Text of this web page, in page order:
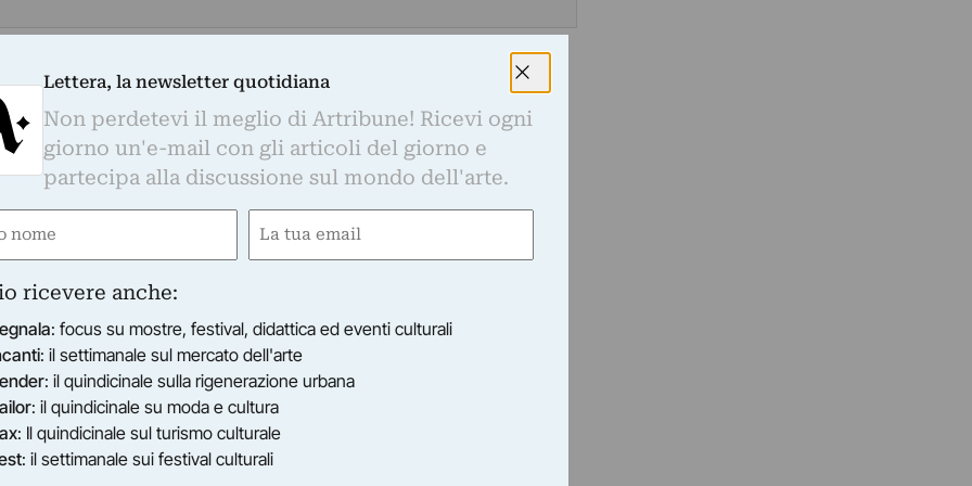
per la galleria LEM, i lavori non sono
che non sia la riflessione sul mezzo
ipotesi espressive, con contaminazioni e
concettuali.
18 presso la Galleria L.E.M. di Sassari verrà
di “quartierino blatta”.
prosegue il ciclo della Rassegna
ha per titolo "Istíga-Track".
che vede interagire tre identità distinte:
& Vigne Surrau, la galleria LEM e la
Sassari diventa protagonista in quanto
crea la magia degli incontri.
Lettera, la newsletter quotidiana
Non perdetevi il meglio di Artribune! Ricevi ogni
giorno un'e-mail con gli articoli del giorno e
partecipa alla discussione sul mondo dell'arte.
Email
ricevere anche:
: focus su mostre, festival, didattica ed eventi culturali
: il settimanale sul mercato dell'arte
: il quindicinale sulla rigenerazione urbana
: il quindicinale su moda e cultura
: Il quindicinale sul turismo culturale
: il settimanale sui festival culturali